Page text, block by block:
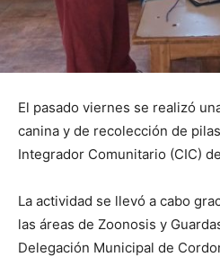
El pasado viernes se realizó
canina y de recolección de
Integrador Comunitario (CIC)
La actividad se llevó a cabo
las áreas de Zoonosis y
Delegación Municipal de